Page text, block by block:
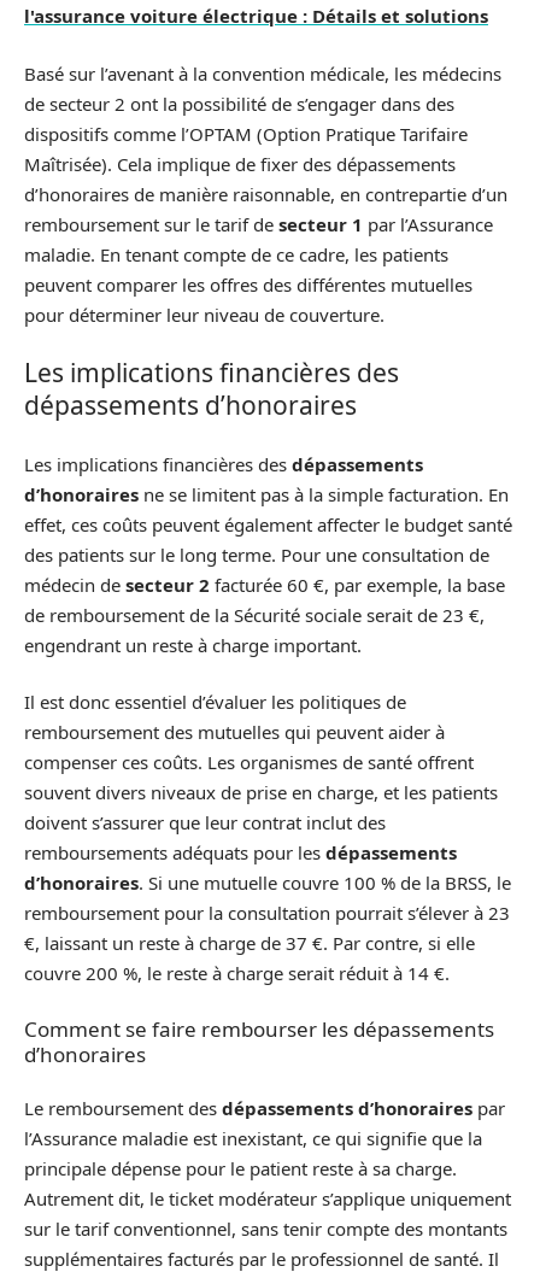
l'assurance voiture électrique : Détails et solutions
Basé sur l’avenant à la convention médicale, les médecins
de secteur 2 ont la possibilité de s’engager dans des
dispositifs comme l’OPTAM (Option Pratique Tarifaire
Maîtrisée). Cela implique de fixer des dépassements
d’honoraires de manière raisonnable, en contrepartie d’un
remboursement sur le tarif de secteur 1 par l’Assurance
maladie. En tenant compte de ce cadre, les patients
peuvent comparer les offres des différentes mutuelles
pour déterminer leur niveau de couverture.
Les implications financières des
dépassements d’honoraires
Les implications financières des dépassements
d’honoraires ne se limitent pas à la simple facturation. En
effet, ces coûts peuvent également affecter le budget santé
des patients sur le long terme. Pour une consultation de
médecin de secteur 2 facturée 60 €, par exemple, la base
de remboursement de la Sécurité sociale serait de 23 €,
engendrant un reste à charge important.
Il est donc essentiel d’évaluer les politiques de
remboursement des mutuelles qui peuvent aider à
compenser ces coûts. Les organismes de santé offrent
souvent divers niveaux de prise en charge, et les patients
doivent s’assurer que leur contrat inclut des
remboursements adéquats pour les dépassements
d’honoraires. Si une mutuelle couvre 100 % de la BRSS, le
remboursement pour la consultation pourrait s’élever à 23
€, laissant un reste à charge de 37 €. Par contre, si elle
couvre 200 %, le reste à charge serait réduit à 14 €.
Comment se faire rembourser les dépassements
d’honoraires
Le remboursement des dépassements d’honoraires par
l’Assurance maladie est inexistant, ce qui signifie que la
principale dépense pour le patient reste à sa charge.
Autrement dit, le ticket modérateur s’applique uniquement
sur le tarif conventionnel, sans tenir compte des montants
supplémentaires facturés par le professionnel de santé. Il